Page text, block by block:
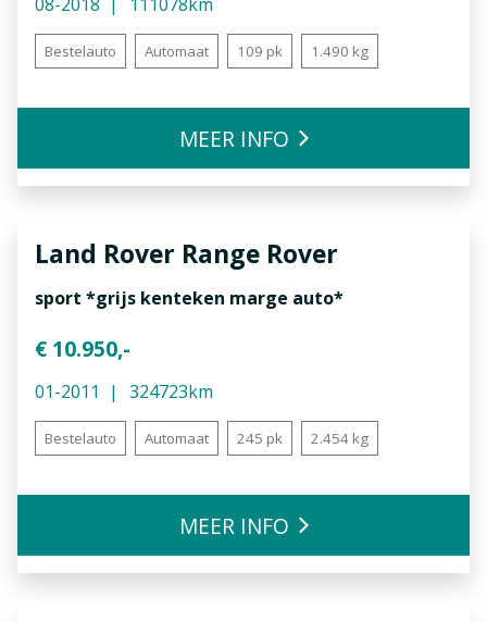
Bestelauto Automaat 109 pk 1.490 kg
MEER INFO
Land Rover Range Rover
sport *grijs kenteken marge auto*
€ 10.950,-
01-2011 324723km
Bestelauto Automaat 245 pk 2.454 kg
MEER INFO